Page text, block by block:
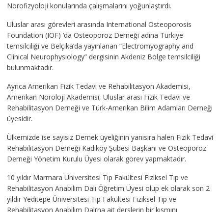
Nörofizyoloji konularında çalışmalarını yoğunlaştırdı.
Uluslar arası görevleri arasında International Osteoporosis
Foundation (IOF) ‘da Osteoporoz Derneği adına Türkiye
temsilciliği ve Belçika’da yayınlanan “Electromyography and
Clinical Neurophysiology” dergisinin Akdeniz Bölge temsilciliği
bulunmaktadır.
Ayrıca Amerikan Fizik Tedavi ve Rehabilitasyon Akademisi,
Amerikan Nöroloji Akademisi, Uluslar arası Fizik Tedavi ve
Rehabilitasyon Derneği ve Türk-Amerikan Bilim Adamları Derneği
üyesidir.
Ülkemizde ise sayısız Dernek üyeliğinin yanısıra halen Fizik Tedavi
Rehabilitasyon Derneği Kadıköy Şubesi Başkanı ve Osteoporoz
Derneği Yönetim Kurulu Üyesi olarak görev yapmaktadır.
10 yıldır Marmara Üniversitesi Tıp Fakültesi Fiziksel Tıp ve
Rehabilitasyon Anabilim Dalı Öğretim Üyesi olup ek olarak son 2
yıldır Yeditepe Üniversitesi Tıp Fakültesi Fiziksel Tıp ve
Rehabilitasyon Anabilim Dalı’na ait derslerin bir kısmını